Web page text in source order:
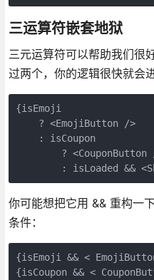
三运算符嵌套地狱
三元运算符可以帮助我们很
过两个，你的逻辑很快就会
{isEmoji
    ? <EmojiButton />
    : isCoupon
? <CouponButton
: isLoaded &&
你可能想把它用 && 重构一
条件：
{isEmoji && <
{isCoupon && <